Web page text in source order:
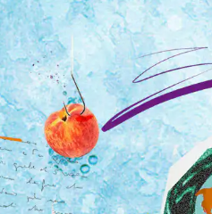
Prossime partenze